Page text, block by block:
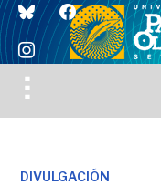
blueskyfacebook
instagram
Toggle
sidebar
DIVULGACIÓN